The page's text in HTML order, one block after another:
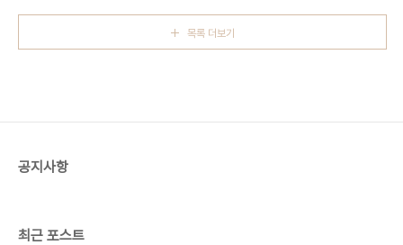
목록 더보기
공지사항
최근 포스트